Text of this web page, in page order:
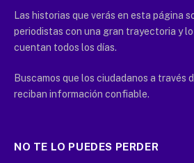
Las historias que verás en esta página
periodistas con una gran trayectoria y
cuentan todos los días.
Buscamos que los ciudadanos a través
reciban información confiable.
NO TE LO PUEDES PERDER